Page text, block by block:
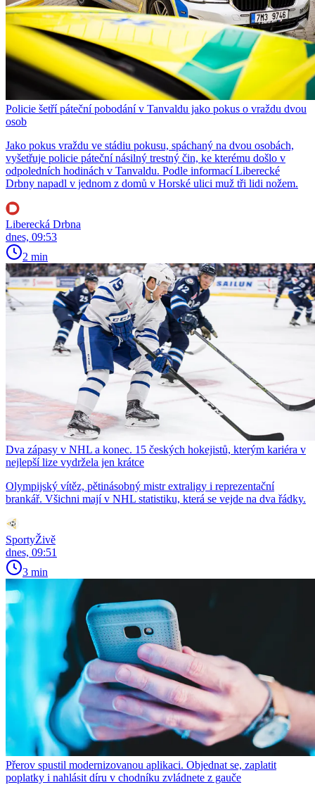
Policie šetří páteční pobodání v Tanvaldu jako pokus o vraždu dvou
osob
Jako pokus vraždu ve stádiu pokusu, spáchaný na dvou osobách,
vyšetřuje policie páteční násilný trestný čin, ke kterému došlo v
odpoledních hodinách v Tanvaldu. Podle informací Liberecké
Drbny napadl v jednom z domů v Horské ulici muž tři lidi nožem.
Liberecká Drbna
dnes, 09:53
2 min
Dva zápasy v NHL a konec. 15 českých hokejistů, kterým kariéra v
nejlepší lize vydržela jen krátce
Olympijský vítěz, pětinásobný mistr extraligy i reprezentační
brankář. Všichni mají v NHL statistiku, která se vejde na dva řádky.
SportyŽivě
dnes, 09:51
3 min
Přerov spustil modernizovanou aplikaci. Objednat se, zaplatit
poplatky i nahlásit díru v chodníku zvládnete z gauče